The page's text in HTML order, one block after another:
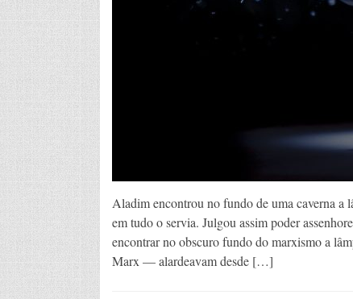
Aladim encontrou no fundo de uma caverna a
em tudo o servia. Julgou assim poder
encontrar no obscuro fundo do marxismo a
Marx — alardeavam desde […]